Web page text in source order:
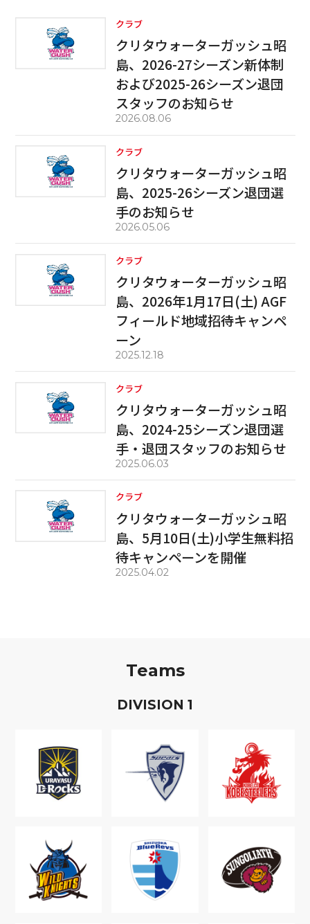
クラブ
クリタウォーターガッシュ昭
島、2026-27シーズン新体制
および2025-26シーズン退団
スタッフのお知らせ
2026.08.06
クラブ
クリタウォーターガッシュ昭
島、2025-26シーズン退団選
手のお知らせ
2026.05.06
クラブ
クリタウォーターガッシュ昭
島、2026年1月17日(土) AGF
フィールド地域招待キャンペ
ーン
2025.12.18
クラブ
クリタウォーターガッシュ昭
島、2024-25シーズン退団選
手・退団スタッフのお知らせ
2025.06.03
クラブ
クリタウォーターガッシュ昭
島、5月10日(土)小学生無料招
待キャンペーンを開催
2025.04.02
Teams
DIVISION 1